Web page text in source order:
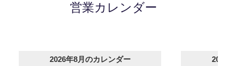
営業カレンダー
2026年8月のカレンダー